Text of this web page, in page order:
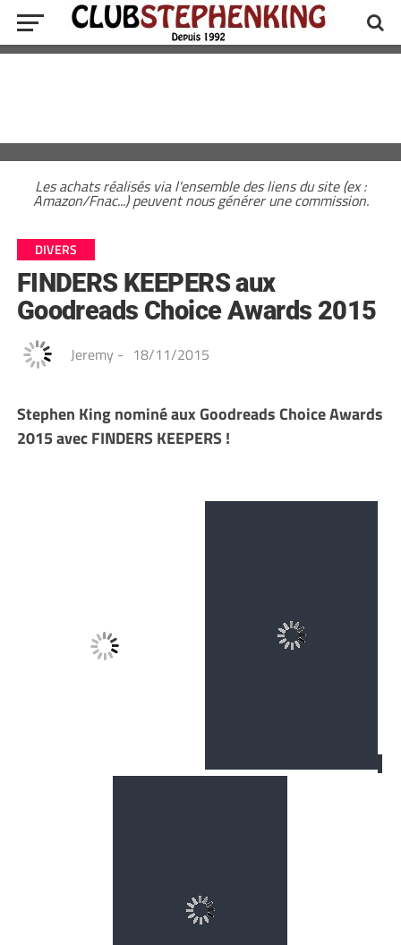
Les achats réalisés via l'ensemble des liens du site (ex :
Amazon/Fnac...) peuvent nous générer une commission.
DIVERS
FINDERS KEEPERS aux
Goodreads Choice Awards 2015
Jeremy - 18/11/2015
Stephen King nominé aux Goodreads Choice Awards
2015 avec FINDERS KEEPERS !